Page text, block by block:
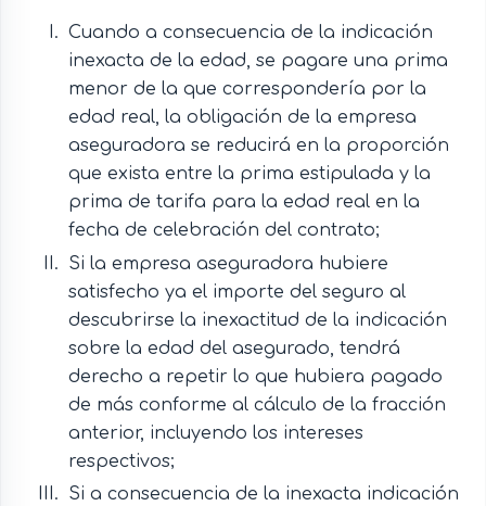
Cuando a consecuencia de la indicación
inexacta de la edad, se pagare una prima
menor de la que correspondería por la
edad real, la obligación de la empresa
aseguradora se reducirá en la proporción
que exista entre la prima estipulada y la
prima de tarifa para la edad real en la
fecha de celebración del contrato;
Si la empresa aseguradora hubiere
satisfecho ya el importe del seguro al
descubrirse la inexactitud de la indicación
sobre la edad del asegurado, tendrá
derecho a repetir lo que hubiera pagado
de más conforme al cálculo de la fracción
anterior, incluyendo los intereses
respectivos;
Si a consecuencia de la inexacta indicación